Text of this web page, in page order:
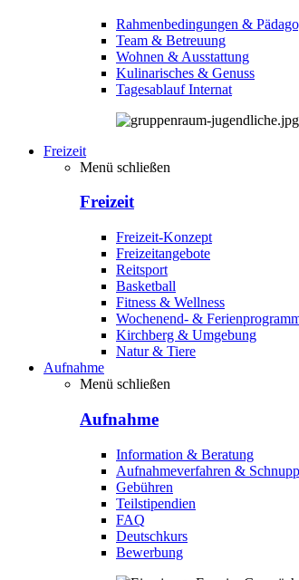
Rahmenbedingungen &
Team & Betreuung
Wohnen & Ausstattung
Kulinarisches & Genuss
Tagesablauf Internat
Freizeit
Menü schließen
Freizeit
Freizeit-Konzept
Freizeitangebote
Reitsport
Basketball
Fitness & Wellness
Wochenend- &
Kirchberg & Umgebung
Natur & Tiere
Aufnahme
Menü schließen
Aufnahme
Information & Beratung
Aufnahmeverfahren &
Gebühren
Teilstipendien
FAQ
Deutschkurs
Bewerbung